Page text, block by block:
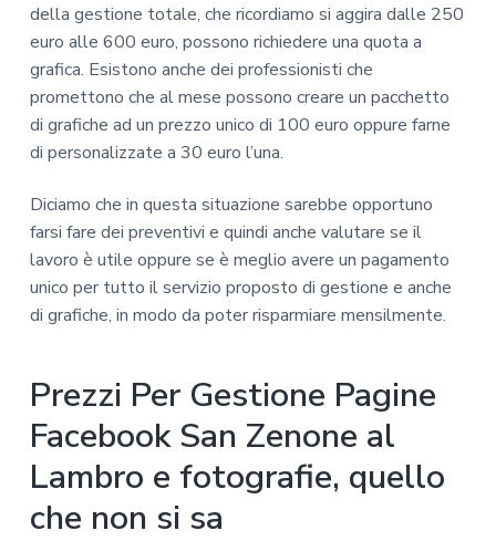
della gestione totale, che ricordiamo si aggira dalle 250
euro alle 600 euro, possono richiedere una quota a
grafica. Esistono anche dei professionisti che
promettono che al mese possono creare un pacchetto
di grafiche ad un prezzo unico di 100 euro oppure farne
di personalizzate a 30 euro l’una.
Diciamo che in questa situazione sarebbe opportuno
farsi fare dei preventivi e quindi anche valutare se il
lavoro è utile oppure se è meglio avere un pagamento
unico per tutto il servizio proposto di gestione e anche
di grafiche, in modo da poter risparmiare mensilmente.
Prezzi Per Gestione Pagine
Facebook San Zenone al
Lambro e fotografie, quello
che non si sa